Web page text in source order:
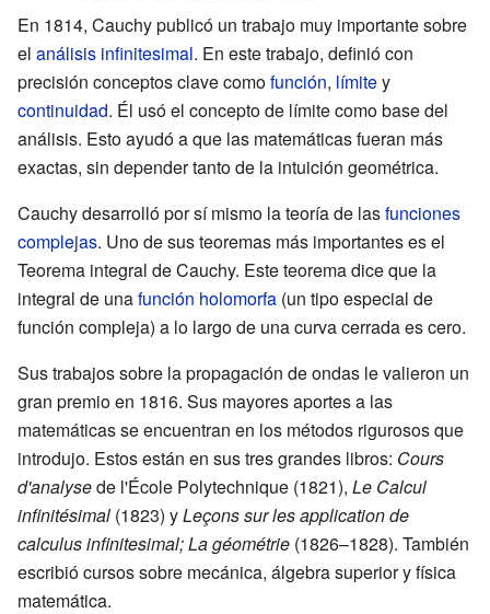
En 1814, Cauchy publicó un trabajo muy importante sobre
el análisis infinitesimal. En este trabajo, definió con
precisión conceptos clave comofunción, límitey
continuidad. Él usó el concepto de límite como base del
análisis. Esto ayudó a que las matemáticas fueran más
exactas, sin depender tanto de la intuición geométrica.
Cauchy desarrolló por sí mismo la teoría de lasfunciones
complejas. Uno de sus teoremas más importantes es el
Teorema integral de Cauchy. Este teorema dice que la
integral de unafunción holomorfa (un tipo especial de
función compleja) a lo largo de una curva cerrada es cero.
Sus trabajos sobre la propagación de ondas le valieron un
gran premio en 1816. Sus mayores aportes a las
matemáticas se encuentran en los métodos rigurosos que
introdujo. Estos están en sus tres grandes libros: Cours
d'analysede l'École Polytechnique (1821), Le Calcul
infinitésimal (1823) yLeçons sur les application de
calculus infinitesimal; La géométrie (1826–1828). También
escribió cursos sobre mecánica, álgebra superior y física
matemática.